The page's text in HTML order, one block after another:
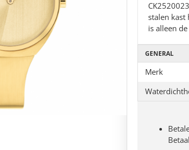
stalen kast
is alleen
GENERAL
Merk